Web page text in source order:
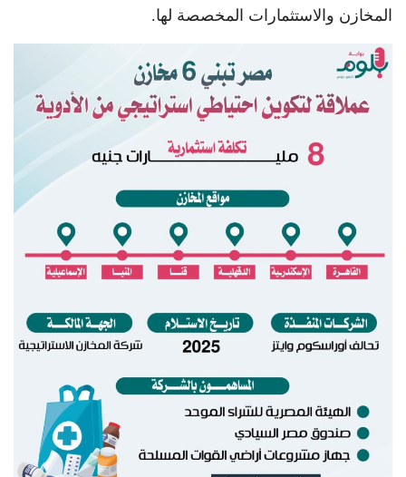
المخازن والاستثمارات المخصصة لها.